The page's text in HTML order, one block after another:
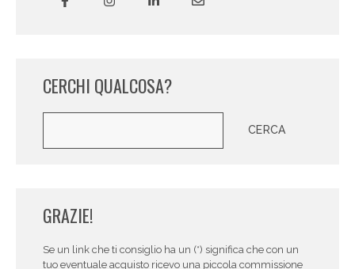
CERCHI QUALCOSA?
CERCA
GRAZIE!
Se un link che ti consiglio ha un (*) significa che con un
tuo eventuale acquisto ricevo una piccola commissione